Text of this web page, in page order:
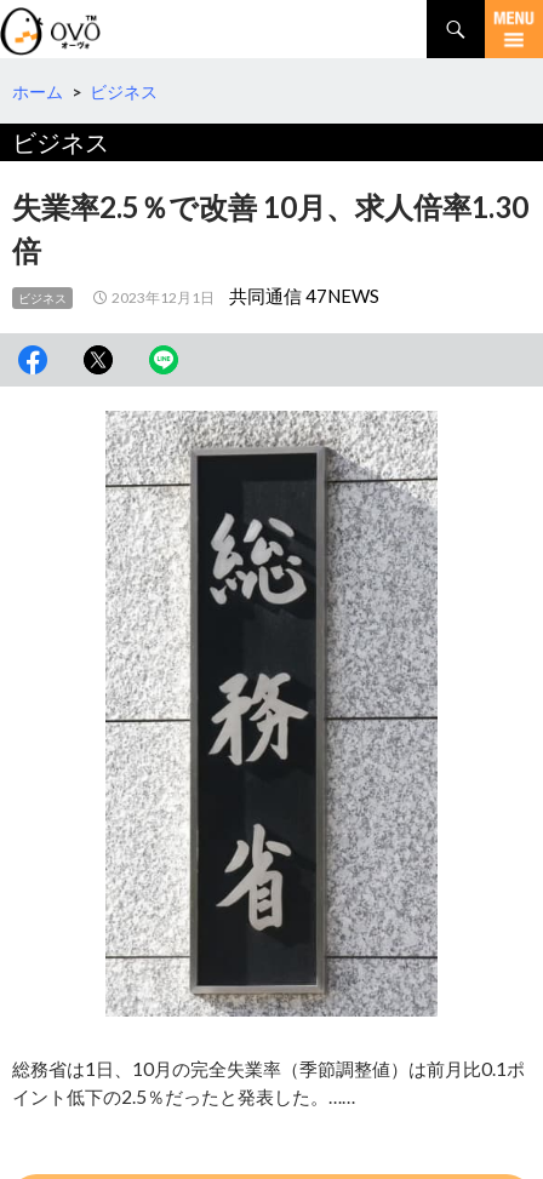
検
索
コ
テ
へ
動
ホーム > ビジネス
ビジネス
失業率2.5％で改善 10月、求人倍率1.30
倍
ビジネス 2023年12月1日 共同通信 47NEWS
総務省は1日、10月の完全失業率（季節調整値）は前月比0.1ポ
イント低下の2.5％だったと発表した。……